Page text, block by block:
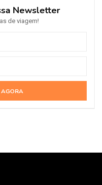
Newsletter
de viagem!